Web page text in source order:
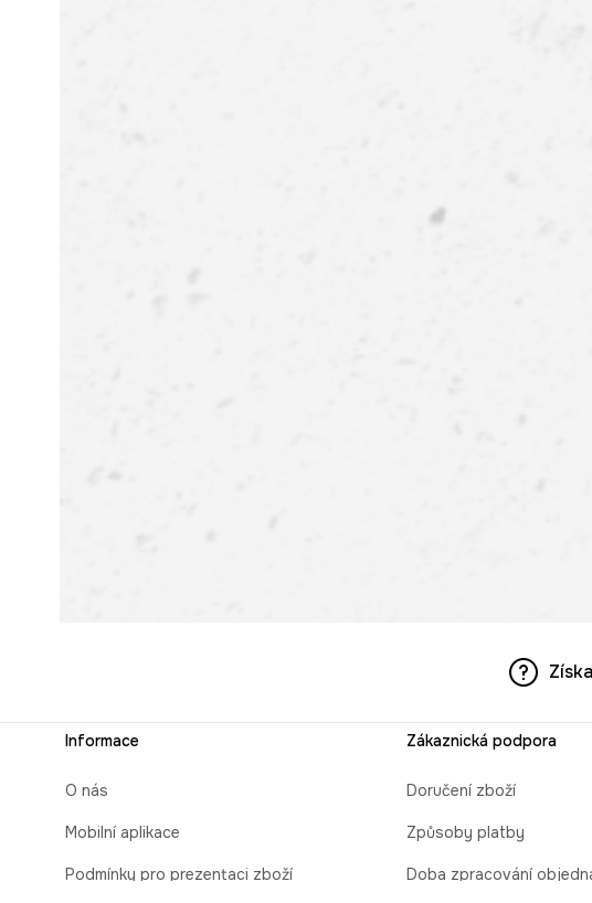
Informace
O nás
Mobilní aplikace
Podmínky pro prezentaci zboží
Zákaznická podpora
Doručení zboží
Způsoby platby
Doba zpracování